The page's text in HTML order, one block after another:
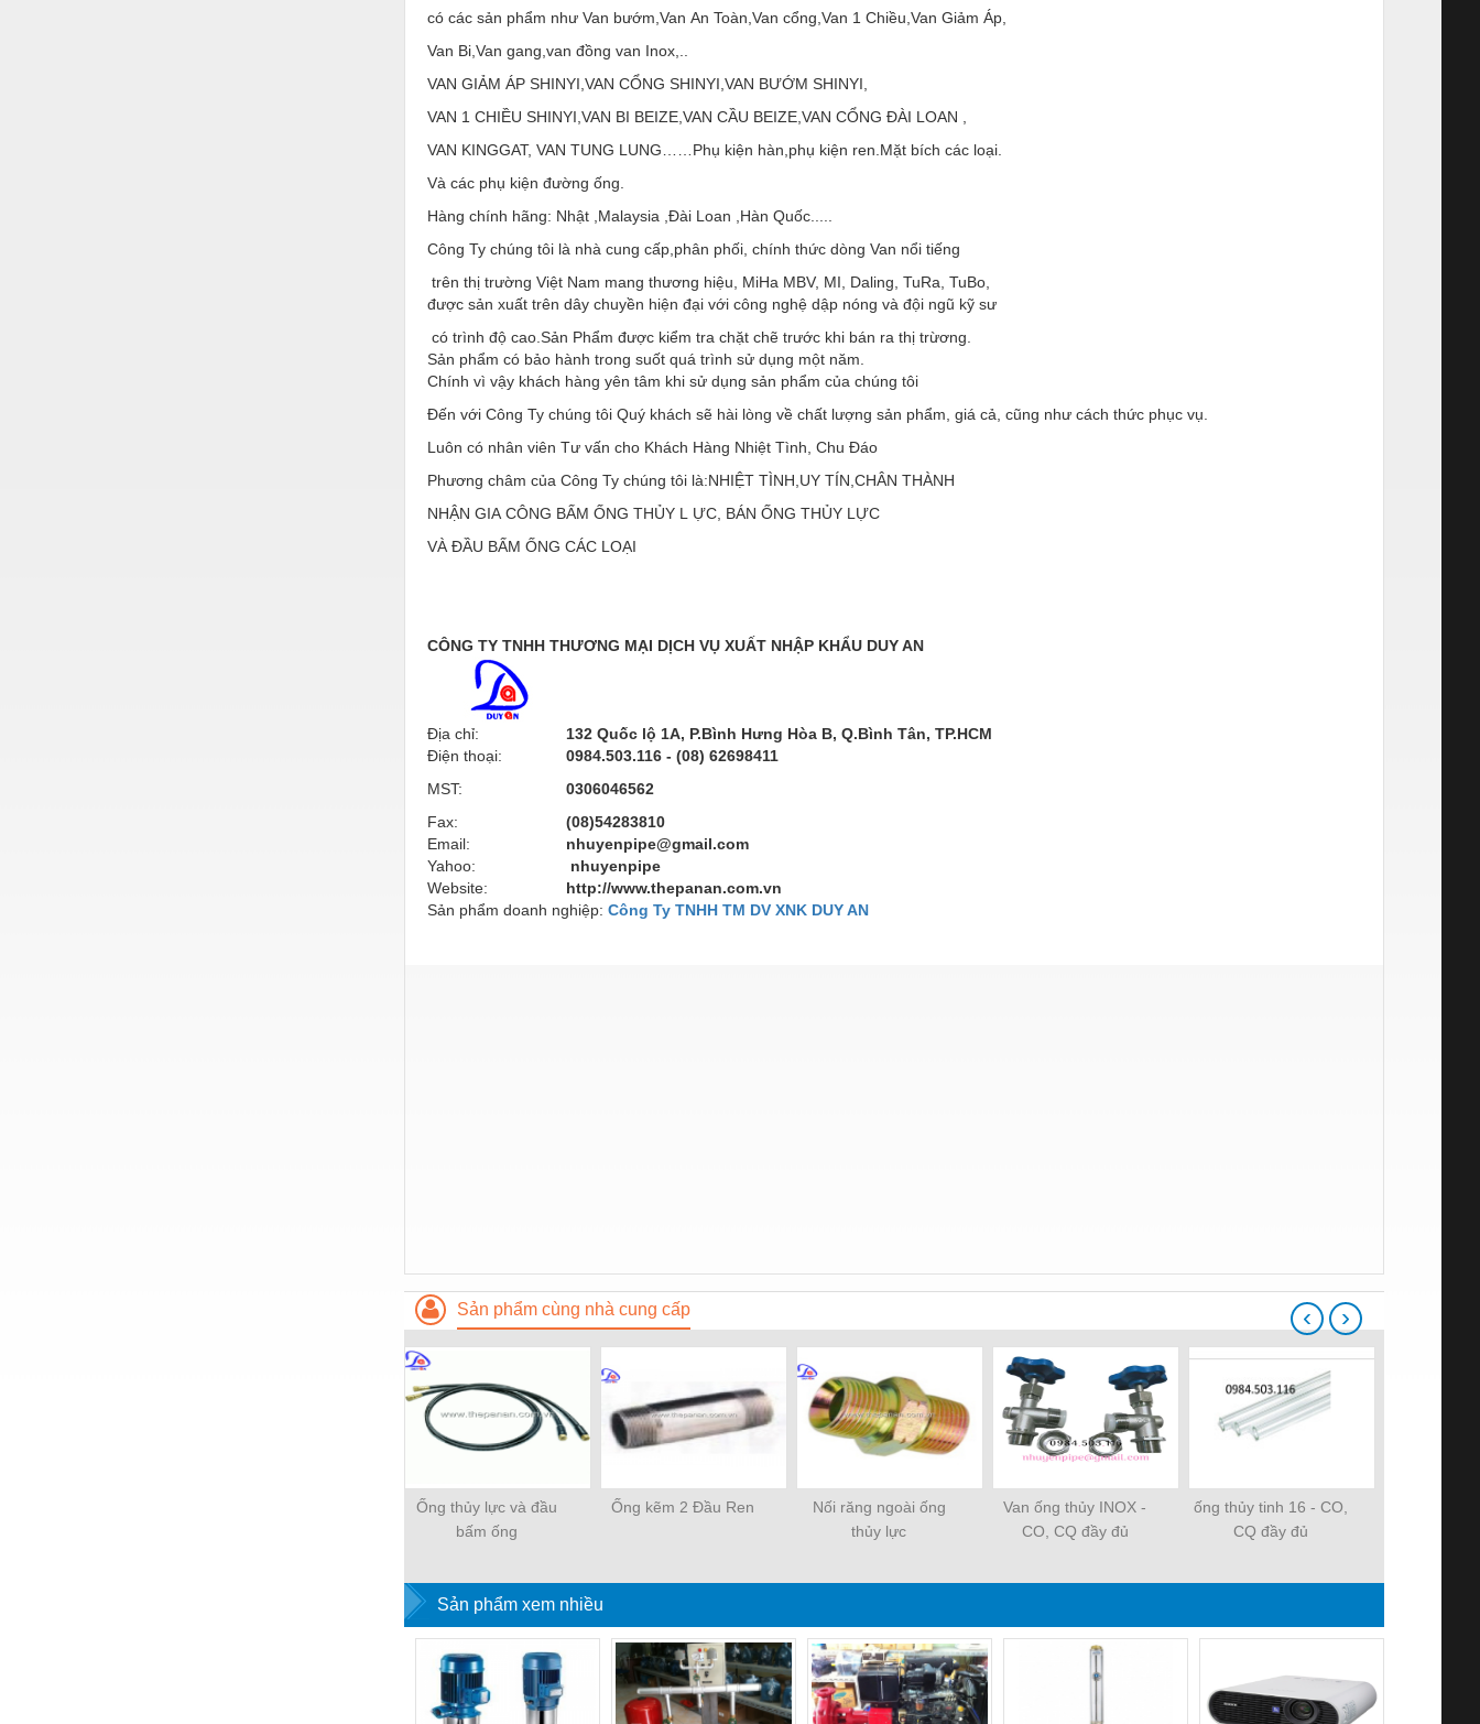
có các sản phẩm như Van bướm,Van An Toàn,Van cổng,Van 1 Chiều,Van Giảm Áp,
Van Bi,Van gang,van đồng van Inox,..
VAN GIẢM ÁP SHINYI,VAN CỔNG SHINYI,VAN BƯỚM SHINYI,
VAN 1 CHIỀU SHINYI,VAN BI BEIZE,VAN CẦU BEIZE,VAN CỔNG ĐÀI LOAN ,
VAN KINGGAT, VAN TUNG LUNG……Phụ kiện hàn,phụ kiện ren.Mặt bích các loại.
Và các phụ kiện đường ống.
Hàng chính hãng: Nhật ,Malaysia ,Đài Loan ,Hàn Quốc.....
Công Ty chúng tôi là nhà cung cấp,phân phối, chính thức dòng Van nổi tiếng
trên thị trường Việt Nam mang thương hiệu, MiHa MBV, MI, Daling, TuRa, TuBo,
được sản xuất trên dây chuyền hiện đại với công nghệ dập nóng và đội ngũ kỹ sư
có trình độ cao.Sản Phẩm được kiểm tra chặt chẽ trước khi bán ra thị trừơng.
Sản phẩm có bảo hành trong suốt quá trình sử dụng một năm.
Chính vì vậy khách hàng yên tâm khi sử dụng sản phẩm của chúng tôi
Đến với Công Ty chúng tôi Quý khách sẽ hài lòng về chất lượng sản phẩm, giá cả, cũng như cách thức phục vụ.
Luôn có nhân viên Tư vấn cho Khách Hàng Nhiệt Tình, Chu Đáo
Phương châm của Công Ty chúng tôi là:NHIỆT TÌNH,UY TÍN,CHÂN THÀNH
NHẬN GIA CÔNG BẤM ỐNG THỦY L ỰC, BÁN ỐNG THỦY LỰC
VÀ ĐẦU BẤM ỐNG CÁC LOẠI
CÔNG TY TNHH THƯƠNG MẠI DỊCH VỤ XUẤT NHẬP KHẨU DUY AN
Địa chỉ:
132 Quốc lộ 1A, P.Bình Hưng Hòa B, Q.Bình Tân, TP.HCM
Điện thoại:
MST:
0984.503.116 - (08) 62698411
0306046562
Fax:
(08)54283810
Email:
nhuyenpipe@gmail.com
Yahoo:
nhuyenpipe
Website:
http://www.thepanan.com.vn
Sản phẩm doanh nghiệp: Công Ty TNHH TM DV XNK DUY AN
Sản phẩm cùng nhà cung cấp
Ống thủy lực và đầu
bấm ống
Ống kẽm 2 Đầu Ren
Nối răng ngoài ống
thủy lực
Van ống thủy INOX -
CO, CQ đầy đủ
ống thủy tinh 16 - CO,
CQ đầy đủ
‹ ›
Sản phẩm xem nhiều